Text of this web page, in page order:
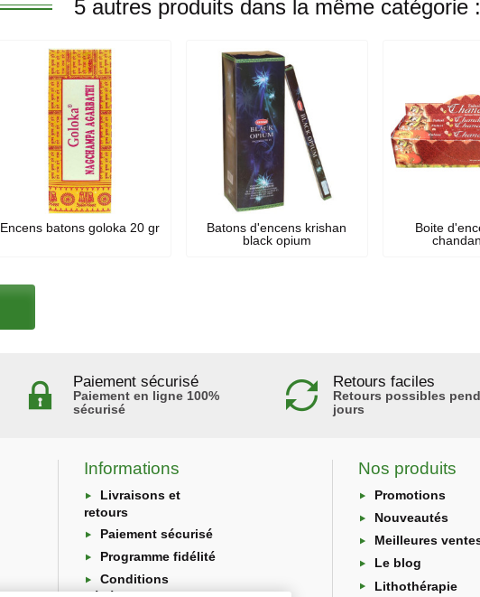
5 autres produits dans la même catégorie :
Encens batons goloka 20 gr
Batons d'encens krishan
black opium
Boite
Paiement sécurisé
Paiement en ligne 100%
sécurisé
Retours faciles
Retours possibles
jours
Informations
Livraisons et
retours
Paiement sécurisé
Programme fidélité
Conditions
Nos produits
Promotions
Nouveautés
Meilleures
Le blog
Lithothérapie